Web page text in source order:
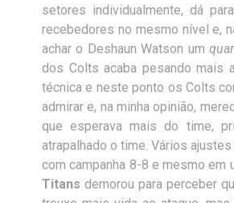
setores individualmente, dá
recebedores no mesmo nível e,
achar o Deshaun Watson um
dos Colts acaba pesando mais
técnica e neste ponto os Colts
admirar e, na minha opinião,
que esperava mais do time,
atrapalhado o time. Vários
com campanha 8-8 e mesmo em
Titans demorou para perceber